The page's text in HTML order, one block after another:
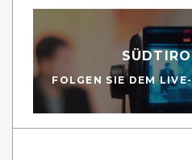
FOLGEN SIE DEM